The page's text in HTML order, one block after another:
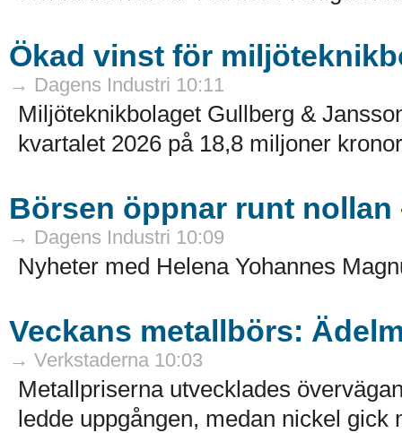
Ökad vinst för
→ Dagens Industri 10:11
Miljöteknikbolaget Gullberg &
kvartalet 2026 på 18,8 miljoner
Börsen öppnar runt nollan
→ Dagens Industri 10:09
Nyheter med Helena Yohannes
Veckans metallbörs:
→ Verkstaderna 10:03
Metallpriserna utvecklades
ledde uppgången, medan nickel gick